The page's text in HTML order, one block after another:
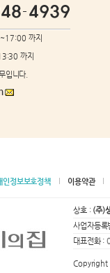
까지
까지
입니다.
인정보보호정책 이용약관
상호 : (주)
사업자등
대표전화 :
Copyright